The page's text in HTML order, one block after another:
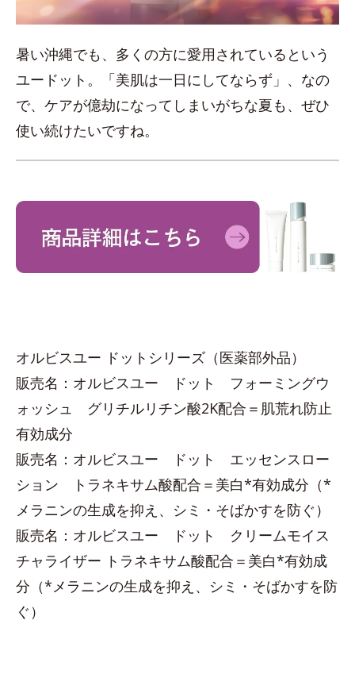
暑い沖縄でも、多くの方に愛用されているという
ユードット。「美肌は一日にしてならず」、なの
で、ケアが億劫になってしまいがちな夏も、ぜひ
使い続けたいですね。
オルビスユー ドットシリーズ（医薬部外品）
販売名：オルビスユー ドット フォーミングウ
ォッシュ グリチルリチン酸2K配合＝肌荒れ防止
有効成分
販売名：オルビスユー ドット エッセンスロー
ション トラネキサム酸配合＝美白*有効成分（*
メラニンの生成を抑え、シミ・そばかすを防ぐ）
販売名：オルビスユー ドット クリームモイス
チャライザー トラネキサム酸配合＝美白*有効成
分（*メラニンの生成を抑え、シミ・そばかすを防
ぐ）